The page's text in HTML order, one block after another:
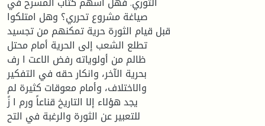
صياغة مشروع تحرري؟ وهل امتلكوا
قبل قيام الثورة حرية تمكنهم من تجسيد
تطلع الشعب إلى الحرية أمام محتل
ظالم من أولوياته رفض الاعت ا رف
بحرية الآخر، وانكار حقه في التفكير
والاختلاف، وأمام معوقات كثيرة لم
يجد هؤلاء إلا التاريخ قناعاً ورم ا زً
للتعبير عن الثورة والرغبة في التح